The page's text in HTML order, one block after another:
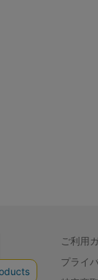
ご利用
プライ